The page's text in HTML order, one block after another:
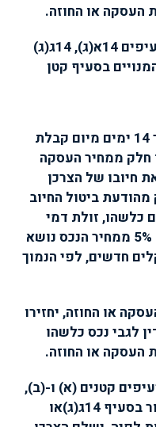
העסקה או החוזה.
(ב) ביטל צרכן חוזה לפי סעיפים 14א(ג), 14ג(ג)
(1) יחזיר העוסק לצרכן, בתוך 14 ימים מיום קבלת
חלק ממחיר העסקה
חיובו של הצרכן
ביטול החיוב
כלשהו, זולת דמי
ביטול בשיעור שלא יעלה על 5% ממחיר הנכס נושא
או העסקה, או 100 שקלים חדשים, לפי הנמוך
או החוזה, יחזירו
לגבי נכס כלשהו
העסקה או החוזה.
קטנים (א) ו-(ב),
בוטלה עסקה מתמשכת כאמור בסעיף 14ג(ג)או